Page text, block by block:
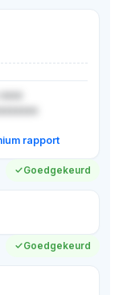
rapport
Goedgekeurd
Goedgekeurd